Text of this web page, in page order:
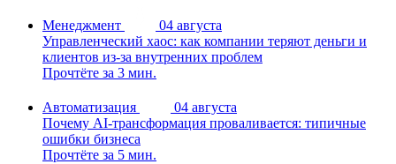
Менеджмент
04 августа
Управленческий хаос: как компании теряют деньги и
клиентов из-за внутренних проблем
Прочтёте за 3 мин.
Автоматизация
04 августа
Почему AI-трансформация проваливается: типичные
ошибки бизнеса
Прочтёте за 5 мин.